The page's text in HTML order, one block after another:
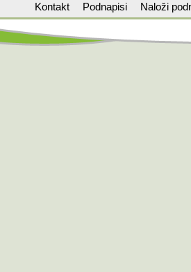
Kontakt Podnapisi Naloži